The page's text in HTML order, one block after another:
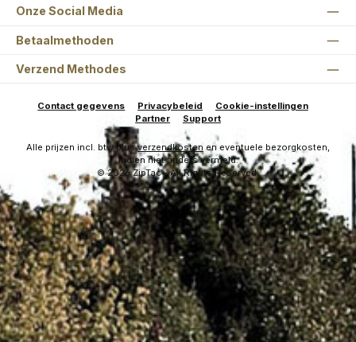
Onze Social Media
Betaalmethoden
Verzend Methodes
Contact gegevens Privacybeleid
Cookie-instellingen
Partner
Support
Alle prijzen incl. btw plusverzendkosten en eventuele bezorgkosten,
indien niet anders vermeld.
© 2026 ZipTac - All Rights Reserved.